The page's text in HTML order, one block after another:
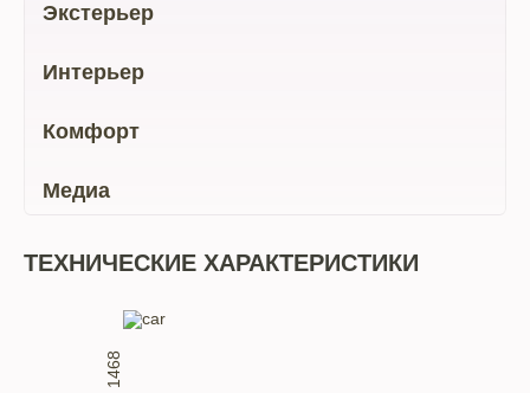
Экстерьер
Интерьер
Комфорт
Медиа
ТЕХНИЧЕСКИЕ ХАРАКТЕРИСТИКИ
1468